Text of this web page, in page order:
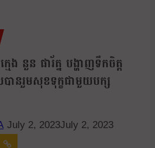
នួន ផារ័ត្ន បង្ហាញទឹកចិត្ត
ានរួមសុខទុក្ខជាមួយបក្ស
July 2, 2023July 2, 2023